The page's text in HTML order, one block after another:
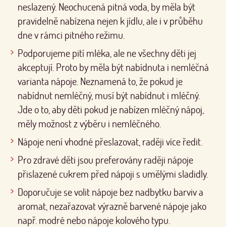
neslazený. Neochucená pitná voda, by měla být
pravidelně nabízena nejen k jídlu, ale i v průběhu
dne v rámci pitného režimu.
Podporujeme pití mléka, ale ne všechny děti jej
akceptují. Proto by měla být nabídnuta i nemléčná
varianta nápoje. Neznamená to, že pokud je
nabídnut nemléčný, musí být nabídnut i mléčný.
Jde o to, aby děti pokud je nabízen mléčný nápoj,
měly možnost z výběru i nemléčného.
Nápoje není vhodné přeslazovat, raději více ředit.
Pro zdravé děti jsou preferovány raději nápoje
přislazené cukrem před nápoji s umělými sladidly.
Doporučuje se volit nápoje bez nadbytku barviv a
aromat, nezařazovat výrazně barvené nápoje jako
např. modré nebo nápoje kolového typu.